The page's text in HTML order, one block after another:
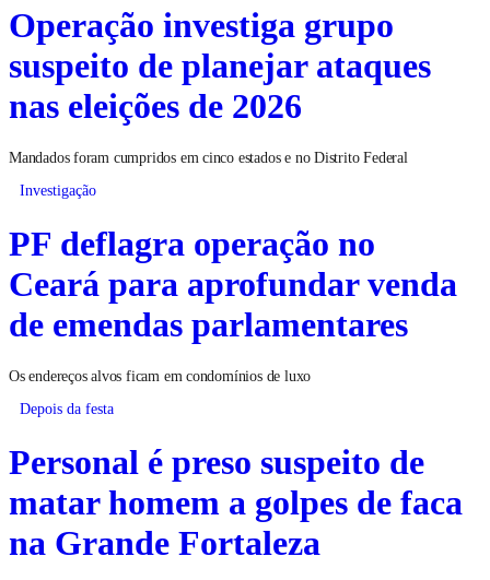
Operação investiga grupo
suspeito de planejar ataques
nas eleições de 2026
Mandados foram cumpridos em cinco estados e no Distrito Federal
Investigação
PF deflagra operação no
Ceará para aprofundar venda
de emendas parlamentares
Os endereços alvos ficam em condomínios de luxo
Depois da festa
Personal é preso suspeito de
matar homem a golpes de faca
na Grande Fortaleza